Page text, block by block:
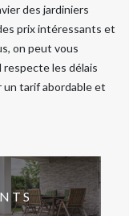
des jardiniers
prix intéressants et
on peut vous
respecte les délais
tarif abordable et